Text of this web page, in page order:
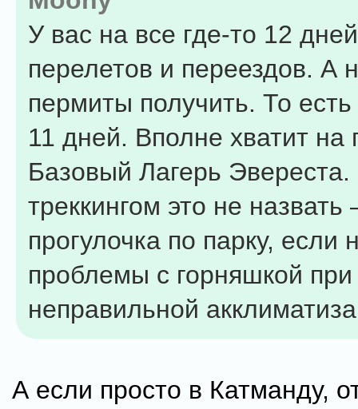
У вас на все где-то 12
перелетов и переездов. А
пермиты получить. То есть
11 дней. Вполне хватит на
Базовый Лагерь
треккингом это не назвать
прогулочка по парку, если
проблемы с горняшкой при
неправильной
А если просто в Катманду,